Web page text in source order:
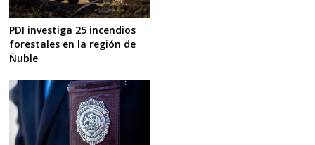
PDI investiga 25 incendios
forestales en la región de
Ñuble